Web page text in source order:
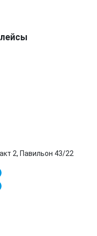
2, Павильон 43/22